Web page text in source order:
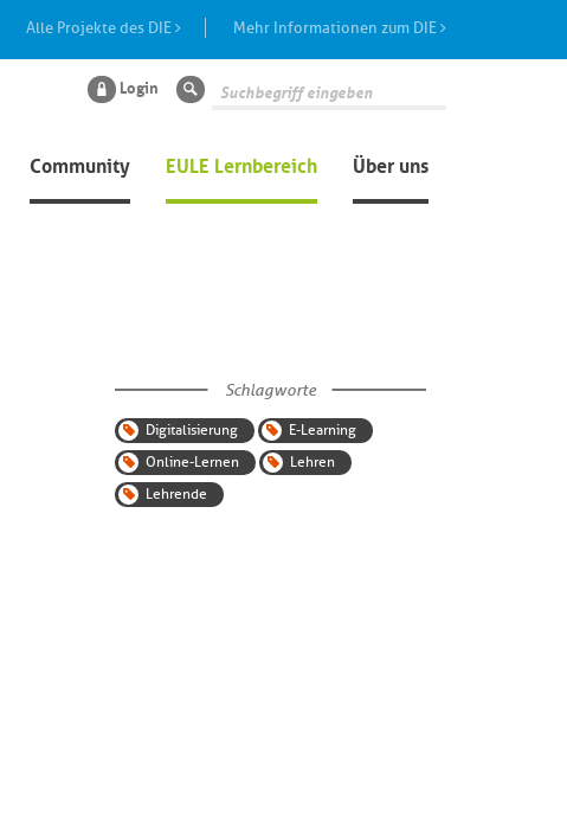
Alle Projekte des DIE Mehr Informationen zum DIE
Community EULE Lernbereich Über uns
Login Suche
Schlagworte
Digitalisierung
E-Learning
Online-Lernen
Lehren
Lehrende